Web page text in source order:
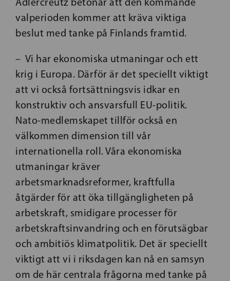
valperioden kommer att kräva viktiga
beslut med tanke på Finlands framtid.
– Vi har ekonomiska utmaningar och ett
krig i Europa. Därför är det speciellt viktigt
att vi också fortsättningsvis idkar en
konstruktiv och ansvarsfull EU-politik.
Nato-medlemskapet tillför också en
välkommen dimension till vår
internationella roll. Våra ekonomiska
utmaningar kräver
arbetsmarknadsreformer, kraftfulla
åtgärder för att öka tillgängligheten på
arbetskraft, smidigare processer för
arbetskraftsinvandring och en förutsägbar
och ambitiös klimatpolitik. Det är speciellt
viktigt att vi i riksdagen kan nå en samsyn
om de här centrala frågorna med tanke på